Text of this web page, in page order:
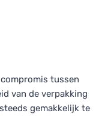
tussen
van de verpakking
gemakkelijk te